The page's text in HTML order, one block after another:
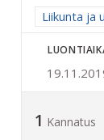
Rajaa
Liikunta ja
1 Kannatus